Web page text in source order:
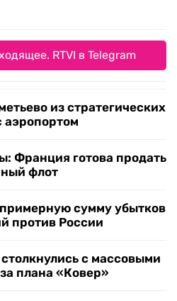
RTVI в Telegram
из стратегических
аэропортом
Франция готова продать
флот
сумму убытков
против России
с массовыми
плана «Ковер»